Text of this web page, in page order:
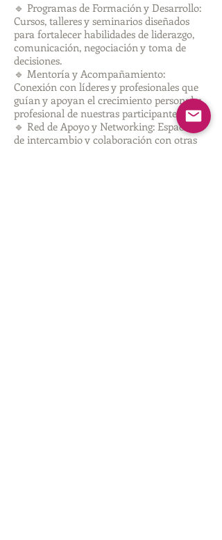
🔹 Programas de Formación y Desarrollo:
Cursos, talleres y seminarios diseñados
para fortalecer habilidades de liderazgo,
comunicación, negociación y toma de
decisiones.
🔹 Mentoría y Acompañamiento:
Conexión con líderes y profesionales que
guían y apoyan el crecimiento personal y
profesional de nuestras participantes.
🔹 Red de Apoyo y Networking: Espacios
de intercambio y colaboración con otras